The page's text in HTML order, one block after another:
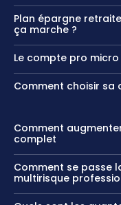
Plan épargne
ça marche ?
Le compte pro
Comment choisir sa
Comment
complet
Comment se passe
multirisque